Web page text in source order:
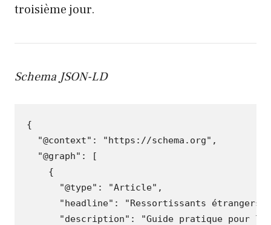
troisième jour.
Schema JSON-LD
{
"@context" : "https://schema.org" ,
"@graph" :
[
{
"@type" : "Article" ,
"headline" :
"Ressortissants
"description" :
"Guide pratique pour